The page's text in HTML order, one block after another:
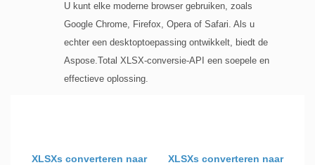
U kunt elke moderne browser gebruiken, zoals
Google Chrome, Firefox, Opera of Safari. Als u
echter een desktoptoepassing ontwikkelt, biedt de
Aspose.Total XLSX-conversie-API een soepele en
effectieve oplossing.
XLSXs converteren naar
XLSXs converteren naar